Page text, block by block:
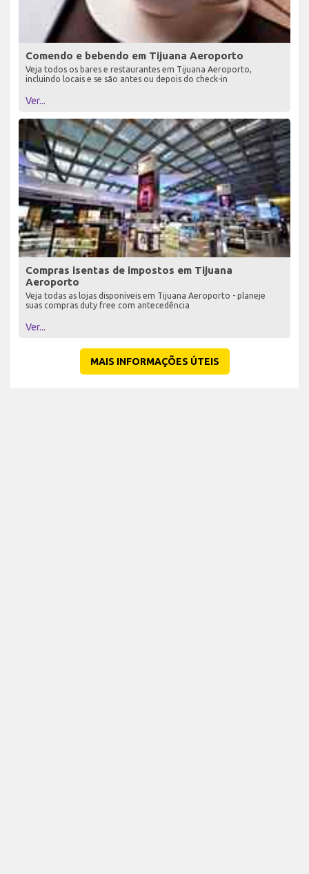
Comendo e bebendo em Tijuana Aeroporto
Veja todos os bares e restaurantes em Tijuana Aeroporto,
incluindo locais e se são antes ou depois do check-in
Ver...
Compras isentas de impostos em Tijuana
Aeroporto
Veja todas as lojas disponíveis em Tijuana Aeroporto - planeje
suas compras duty free com antecedência
Ver...
MAIS INFORMAÇÕES ÚTEIS